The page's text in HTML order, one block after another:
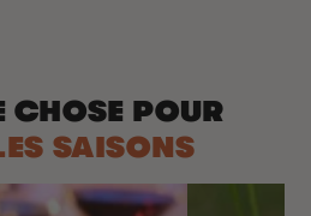
CHOSE POUR
SAISONS